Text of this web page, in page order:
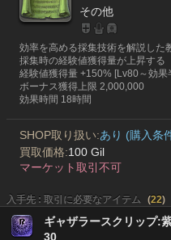
その他
効率を高める採集技術を解説した
採集時の経験値獲得量が上昇する
経験値獲得量 +150% [Lv80～効果
ボーナス獲得上限 2,000,000
効果時間 18時間
SHOP取り扱い:あり (購入条
買取価格:100 Gil
マーケット取引不可
入手先 : 取引に必要なアイテム (22)
ギャザラースクリップ:
30